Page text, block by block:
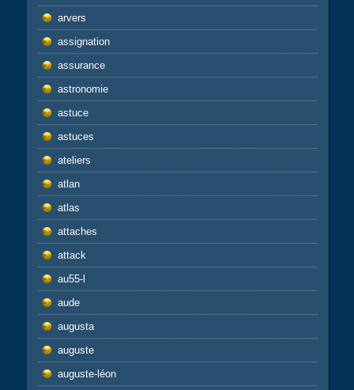
arvers
assignation
assurance
astronomie
astuce
astuces
ateliers
atlan
atlas
attaches
attack
au55-l
aude
augusta
auguste
auguste-léon